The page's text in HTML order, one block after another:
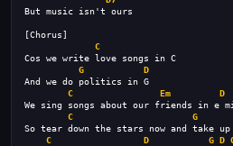
But music isn't ours
[Chorus]
C
Cos we write love songs in C
G
D
And we do politics in G
C
Em
D
We sing songs about our friends in e
C
G
So tear down the stars now and take
C
D G D